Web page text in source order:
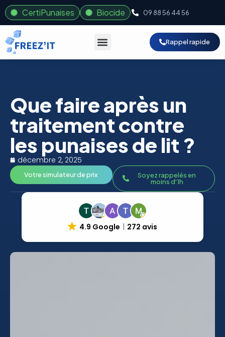
CertiPunaises Biocide 09 88 56 44 56
Rappel rapide
Que faire après un
traitement contre
les punaises de lit ?
décembre 2, 2025
Votre simulateur de prix
Soyez rappelés en
moins d'1h
4.9 Google 272 avis